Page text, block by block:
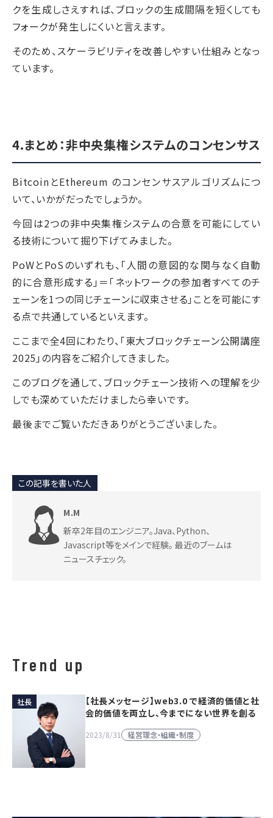
クを生成しさえすれば、ブロックの生成間隔を短くしても
フォークが発生しにくいと言えます。
そのため、スケーラビリティを改善しやすい仕組みとなっ
ています。
4.まとめ：非中央集権システムのコンセンサス
BitcoinとEthereum のコンセンサスアルゴリズムにつ
いて、いかがだったでしょうか。
今回は2つの非中央集権システムの合意を可能にしてい
る技術について掘り下げてみました。
PoWとPoSのいずれも、「人間の意図的な関与なく自動
的に合意形成する」＝「ネットワークの参加者すべてのチ
ェーンを1つの同じチェーンに収束させる」ことを可能にす
る点で共通しているといえます。
ここまで全4回にわたり、「東大ブロックチェーン公開講座
2025」の内容をご紹介してきました。
このブログを通して、ブロックチェーン技術への理解を少
しでも深めていただけましたら幸いです。
最後までご覧いただきありがとうございました。
この記事を書いた人
M.M
新卒2年目のエンジニア。Java、Python、
Javascript等をメインで経験。 最近のブームは
ニュースチェック。
Trend up
社長
【社長メッセージ】web3.0 で経済的価値と社
会的価値を両立し、今までにない世界を創る
2023/8/31 経営理念・組織・制度